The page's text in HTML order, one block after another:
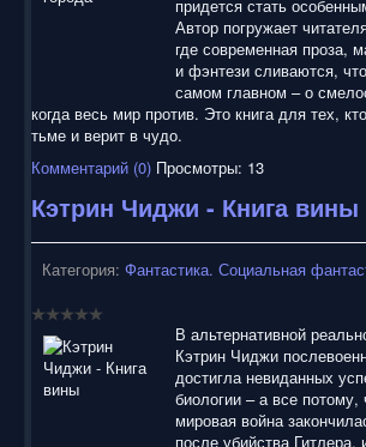
придется стать
Автор погружает
где современная проза,
и фэнтези сливаются,
самом главном – о
когда весь мир против. Это книга для тех,
тьме и верит в чудо.
Комментарий (0) Просмотры: 13
Кэтрин Чиджи - Книга вины
Категория: Фантастика. Социальная
В альтернативной
Кэтрин Чиджи
достигла невиданных
биологии – а все потому,
мировая война
после убийства Гитлера,